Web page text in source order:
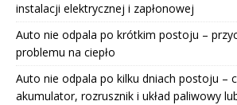
instalacji elektrycznej i zapłonowej
Auto nie odpala po krótkim postoju –
problemu na ciepło
Auto nie odpala po kilku dniach postoju –
akumulator, rozrusznik i układ paliwowy